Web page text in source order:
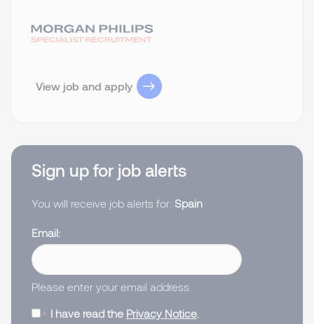
View job and apply
Sign up for job alerts
You will receive job alerts for: Spain
Email
Please enter your email address.
I have read the Privacy Notice.